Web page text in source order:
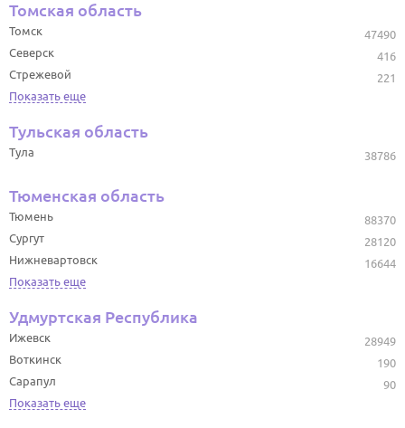
Томская область
47490
Томск
416
Северск
221
Стрежевой
Показать еще
Тульская область
38786
Тула
Тюменская область
88370
Тюмень
28120
Сургут
16644
Нижневартовск
Показать еще
Удмуртская Республика
28949
Ижевск
190
Воткинск
90
Сарапул
Показать еще